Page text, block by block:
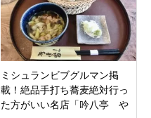
ミシュランビブグルマン掲
載！絶品手打ち蕎麦絶対行っ
た方がいい名店「吟八亭 や